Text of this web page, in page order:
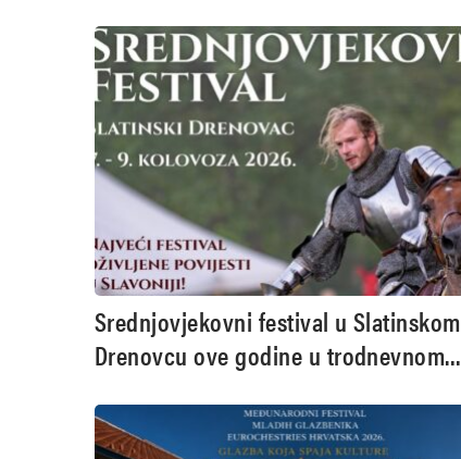
Srednjovjekovni festival u Slatinskom
Drenovcu ove godine u trodnevnom